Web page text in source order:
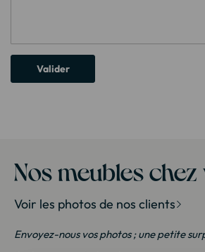
Valider
Nos meubles chez
Voir les photos de nos clients
Envoyez-nous vos photos ; une petite